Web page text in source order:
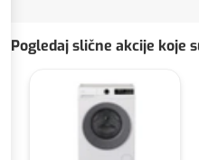
Pogledaj slične akcije koje